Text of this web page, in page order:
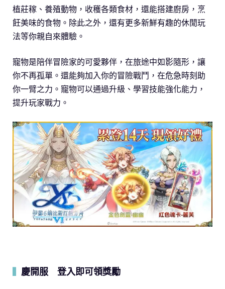
植莊稼、養殖動物，收穫各類食材，還能搭建廚房，烹
飪美味的食物。除此之外，還有更多新鮮有趣的休閒玩
法等你親自來體驗。
寵物是陪伴冒險家的可愛夥伴，在旅途中如影隨形，讓
你不再孤單。還能夠加入你的冒險戰鬥，在危急時刻助
你一臂之力。寵物可以通過升級、學習技能強化能力，
提升玩家戰力。
慶開服 登入即可領獎勵